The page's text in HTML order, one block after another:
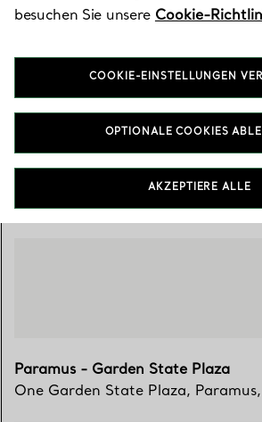
Verfügbare Leistungen
One Garden State Plaza, Paramus, NJ,
(201) 270-5381
Besuchen Sie
Paramus - Garden State Plaza
One Garden State Plaza, Paramus,
besuchen Sie unsere Cookie-
COOKIE-EINSTELLUNGEN
OPTIONALE COOKIES
AKZEPTIERE ALLE